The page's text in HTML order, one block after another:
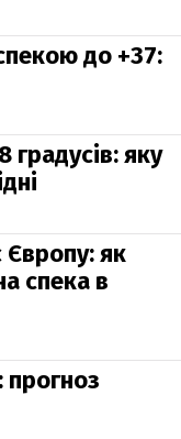
до +37:
градусів: яку
як
спека в
прогноз